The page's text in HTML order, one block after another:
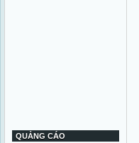
QUẢNG CÁO